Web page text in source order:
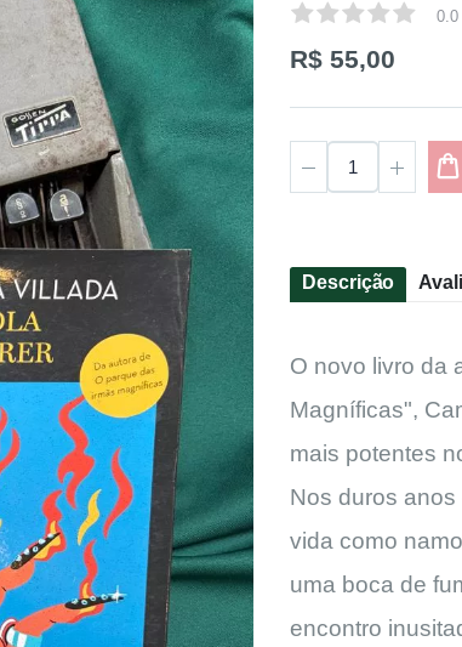
0.0
0.0
R$ 55,00
Descrição
O novo livro da
Magníficas",
mais potentes
Nos duros
vida como
uma boca de
encontro